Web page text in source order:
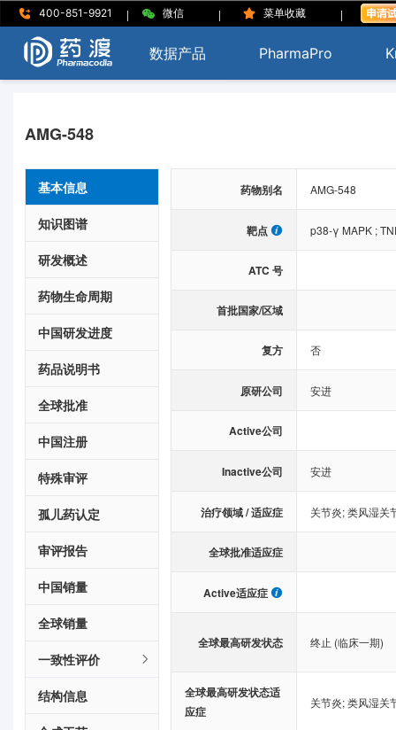
400-851-9921 | 微信 | 菜单收藏 |
数据产品 PharmaPro
AMG-548
基本信息
知识图谱
研发概述
药物生命周期
中国研发进度
药品说明书
全球批准
中国注册
特殊审评
孤儿药认定
审评报告
中国销量
全球销量
一致性评价
结构信息
药物别名 AMG-548
靶点 p38-γ MAPK ;
ATC 号
首批国家/区域
复方 否
原研公司 安进
Active公司
Inactive公司 安进
治疗领域 / 适应症 关节炎;类风湿关
全球批准适应症
Active适应症
全球最高研发状态 终止 (临床一期)
全球最高研发状态适
应症
关节炎;类风湿关